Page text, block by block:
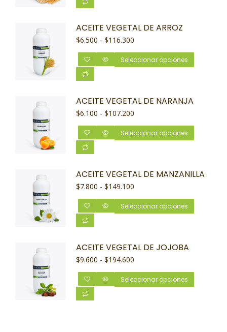
ACEITE VEGETAL DE ARROZ
$6.500 - $116.300
Seleccionar opciones
ACEITE VEGETAL DE NARANJA
$6.100 - $107.200
Seleccionar opciones
ACEITE VEGETAL DE MANZANILLA
$7.800 - $149.100
Seleccionar opciones
ACEITE VEGETAL DE JOJOBA
$9.600 - $194.600
Seleccionar opciones